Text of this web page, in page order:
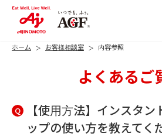
ホーム お客様相談室 内容参照
よくあるご
Q
【使用方法】インスタン
ップの使い方を教えてく